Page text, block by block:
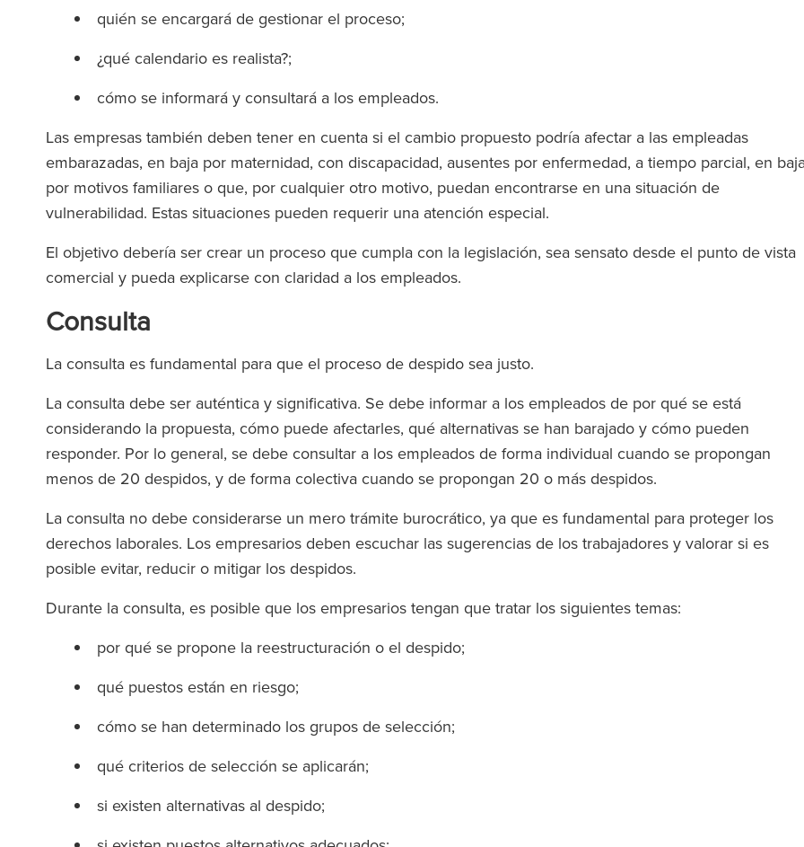
quién se encargará de gestionar el proceso;
¿qué calendario es realista?;
cómo se informará y consultará a los empleados.
Las empresas también deben tener en cuenta si el cambio propuesto podría afectar a las empleadas
embarazadas, en baja por maternidad, con discapacidad, ausentes por enfermedad, a tiempo parcial, en
por motivos familiares o que, por cualquier otro motivo, puedan encontrarse en una situación de
vulnerabilidad. Estas situaciones pueden requerir una atención especial.
El objetivo debería ser crear un proceso que cumpla con la legislación, sea sensato desde el punto de vista
comercial y pueda explicarse con claridad a los empleados.
Consulta
La consulta es fundamental para que el proceso de despido sea justo.
La consulta debe ser auténtica y significativa. Se debe informar a los empleados de por qué se está
considerando la propuesta, cómo puede afectarles, qué alternativas se han barajado y cómo pueden
responder. Por lo general, se debe consultar a los empleados de forma individual cuando se propongan
menos de 20 despidos, y de forma colectiva cuando se propongan 20 o más despidos.
La consulta no debe considerarse un mero trámite burocrático, ya que es fundamental para proteger los
derechos laborales. Los empresarios deben escuchar las sugerencias de los trabajadores y valorar si es
posible evitar, reducir o mitigar los despidos.
Durante la consulta, es posible que los empresarios tengan que tratar los siguientes temas:
por qué se propone la reestructuración o el despido;
qué puestos están en riesgo;
cómo se han determinado los grupos de selección;
qué criterios de selección se aplicarán;
si existen alternativas al despido;